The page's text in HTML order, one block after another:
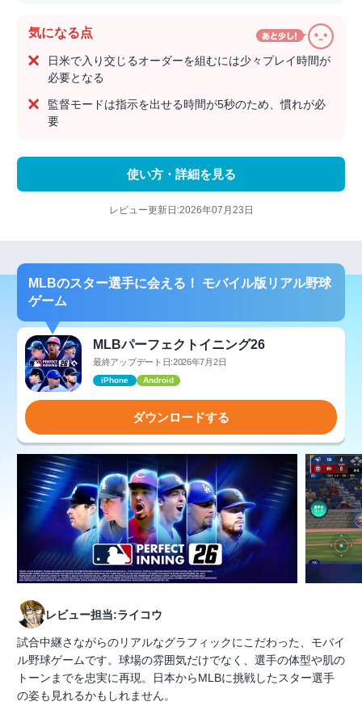
気になる点
日米で入り交じるオーダーを組むには少々プレイ時間が
必要となる
監督モードは指示を出せる時間が5秒のため、慣れが必
要
使い方・詳細を見る
レビュー更新日:2026年07月23日
MLBのスター選手に会える！ モバイル版リアル野球
ゲーム
MLBパーフェクトイニング26
最終アップデート日:2026年7月2日
iPhone Android
ダウンロードする
レビュー担当:ライコウ
試合中継さながらのリアルなグラフィックにこだわった、モバイ
ル野球ゲームです。球場の雰囲気だけでなく、選手の体型や肌の
トーンまでを忠実に再現。日本からMLBに挑戦したスター選手
の姿も見れるかもしれません。